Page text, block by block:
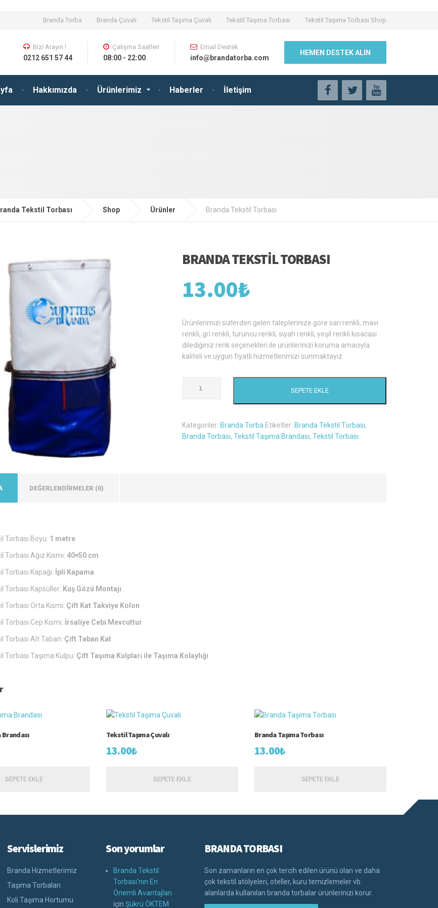
Branda Torba Branda Çuvalı Tekstil Taşıma Çuvalı Tekstil Taşıma Torbası Tekstil Taşıma Torbası Shop
Hakkımızda Ürünlerimiz Haberler İletişim
Bizi Arayın.!
0212 651 57 44
Çalışma Saatleri
08:00 - 22:00
Email Destek
info@brandatorba.com
HEMEN DESTEK ALIN
Tekstil Torbası Shop Ürünler Branda Tekstil Torbası
BRANDA TEKSTIL TORBASI
13.00₺
Ürünlerimizi sizlerden gelen taleplerinize göre sarı renkli, mavi
renkli, gri renkli, turuncu renkli, siyah renkli, yeşil renkli kısacası
dilediğiniz renk seçenekleri ile ürünlerinizi koruma amacıyla
kaliteli ve uygun fiyatlı hizmetlerimizi sunmaktayız.
Tekstil
SEPETE EKLE
Kategoriler: Branda Torba Etiketler: Branda Tekstil Torbası,
Branda Torbası,Tekstil Taşıma Brandası,Tekstil Torbası
DEĞERLENDIRMELER (0)
Torbası Boyu: 1 metre
Ağız Kısmı: 40×50 cm
Torbası Kapağı: İpli Kapama
Torbası Kapsüller: Kuş Gözü Montajı
Torbası Orta Kısmı: Çift Kat Takviye Kolon
Cep Kısmı: İrsaliye Cebi Mevcuttur
Torbası Alt Taban: Çift Taban Kat
Torbası Taşıma Kulpu: Çift Taşıma Kulpları ile Taşıma Kolaylığı
Brandası
SEPETE EKLE
Tekstil Taşıma Çuvalı
13.00₺
SEPETE EKLE
Branda Taşıma Torbası
13.00₺
SEPETE EKLE
Servislerimiz
Branda Hizmetlerimiz
Taşıma Torbaları
Koli Taşıma Hortumu
Son yorumlar
Branda Tekstil
Torbası’nın En
Önemli Avantajları
için Şükrü ÖKTEM
BRANDA TORBASI
Son zamanların en çok tercih edilen ürünü olan ve daha
çok tekstil atölyeleri, oteller, kuru temizlemeler vb.
alanlarda kullanılan branda torbalar ürünlerinizi korur.